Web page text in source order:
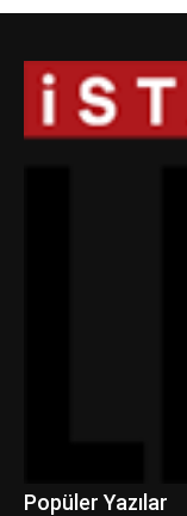
Popüler Yazılar